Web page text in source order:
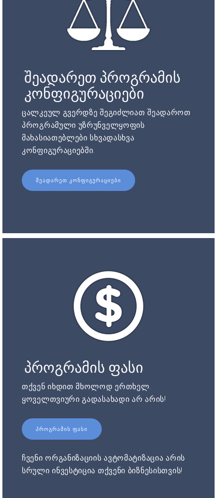
შეადარეთ პროგრამის
კონფიგურაციები
ცალკეულ გვერდზე შეგიძლიათ შეადაროთ
პროგრამული უზრუნველყოფის
მახასიათებლები სხვადასხვა
კონფიგურაციებში.
ᲨᲔᲐᲓᲐᲠᲔᲗ ᲙᲝᲜᲤᲘᲒᲣᲠᲐᲪᲘᲔᲑᲘ
პროგრამის ფასი
თქვენ იხდით მხოლოდ ერთხელ.
ყოველთვიური გადასახადი არ არის!
ᲞᲠᲝᲒᲠᲐᲛᲘᲡ ᲤᲐᲡᲘ
ჩვენი ორგანიზაციის ავტომატიზაცია არის
სრული ინვესტიცია თქვენი ბიზნესისთვის!